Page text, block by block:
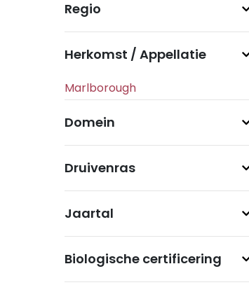
Regio
Herkomst / Appellatie
Domein
Druivenras
Jaartal
Biologische certificering